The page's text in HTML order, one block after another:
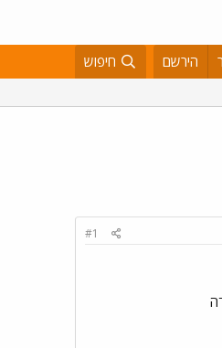
הירשם חיפוש
#1